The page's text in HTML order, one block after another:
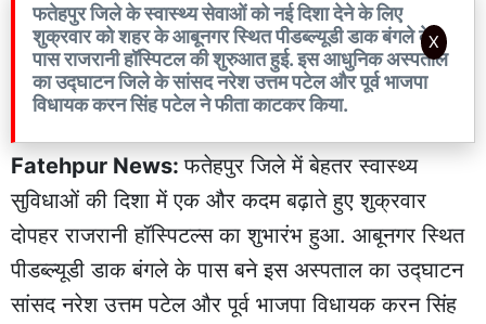
फतेहपुर जिले के स्वास्थ्य सेवाओं को नई दिशा देने के लिए
शुक्रवार को शहर के आबूनगर स्थित पीडब्ल्यूडी डाक बंगले के
पास राजरानी हॉस्पिटल की शुरुआत हुई. इस आधुनिक अस्पताल
का उद्घाटन जिले के सांसद नरेश उत्तम पटेल और पूर्व भाजपा
विधायक करन सिंह पटेल ने फीता काटकर किया.
Fatehpur News:फतेहपुर जिले में बेहतर स्वास्थ्य
सुविधाओं की दिशा में एक और कदम बढ़ाते हुए शुक्रवार
दोपहर राजरानी हॉस्पिटल्स का शुभारंभ हुआ. आबूनगर स्थित
पीडब्ल्यूडी डाक बंगले के पास बने इस अस्पताल का उद्घाटन
सांसद नरेश उत्तम पटेल और पूर्व भाजपा विधायक करन सिंह
X